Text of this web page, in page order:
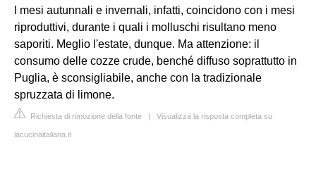
I mesi autunnali e invernali, infatti, coincidono con i mesi
riproduttivi, durante i quali i molluschi risultano meno
saporiti. Meglio l'estate, dunque. Ma attenzione: il
consumo delle cozze crude, benché diffuso soprattutto in
Puglia, è sconsigliabile, anche con la tradizionale
spruzzata di limone.
Richiesta di rimozione della fonte | Visualizza la risposta completa su
lacucinaitaliana.it